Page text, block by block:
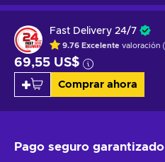
Fast Delivery 24/7
9.76 Excelente valoración
69,55 US$
Comprar ahora
Pago seguro garantizado